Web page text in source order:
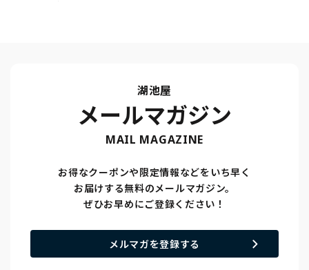
湖池屋
メールマガジン
MAIL MAGAZINE
お得なクーポンや限定情報などをいち早く
お届けする無料のメールマガジン。
ぜひお早めにご登録ください！
メルマガを登録する